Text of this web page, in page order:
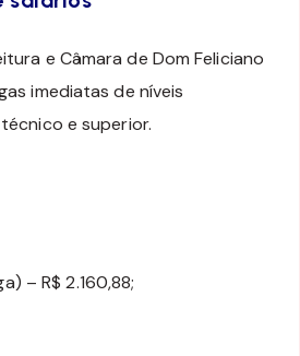
e Câmara de Dom Feliciano
imediatas de níveis
e superior.
– R$ 2.160,88;